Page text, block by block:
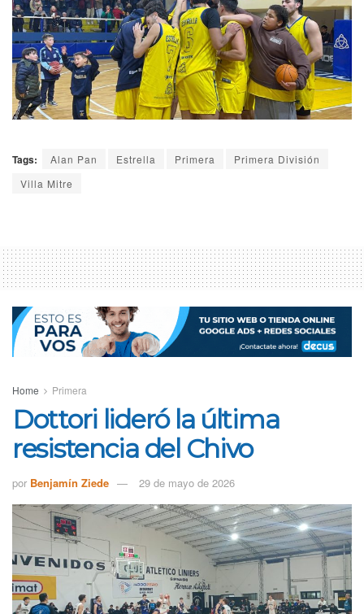
Tags: Alan Pan Estrella Primera
Primera División
Villa Mitre
Home Primera
Dottori lideró la última
resistencia del Chivo
por Benjamín Ziede 29 de mayo de 2026